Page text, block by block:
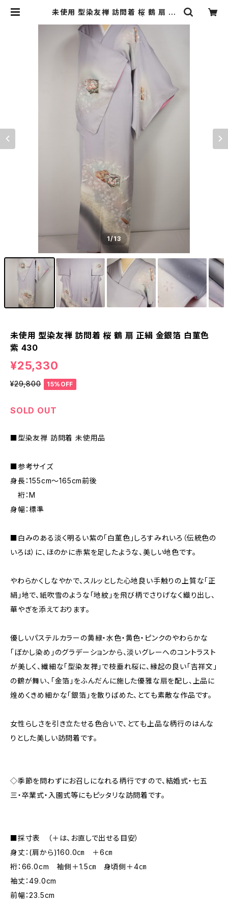
未使用 型染友禅 訪問着 桜 鶴 扇 正
Re:和 [online store] キモノリワ
着物 帯
1/13
未使用 型染友禅 訪問着 桜 鶴 扇 正絹 金銀箔 白菫色
紫 430
¥25,330
¥29,800 15%OFF
SOLD OUT
■型染友禅 訪問着 未使用品
■参考サイズ
身長：155cm～165cm前後
裄：M
身幅：標準
■白みのある淡く明るい紫の「白菫色」しろすみれいろ（伝統色の
いろは）に、ほのかに赤紫を足したような、美しい地色です。
やわらかくしなやかで、スルッとした心地良い手触りの上質な「正
絹」地で、紙吹雪のような「地紋」を飛び柄でさりげなく織り出し、
華やぎを添えております。
優しいパステルカラーの黄緑・水色・黄色・ピンクのやわらかな
「ぼかし染め」のグラデーションから、淡いグレーへのコントラスト
が美しく、繊細な「型染友禅」で枝垂れ桜に、縁起の良い「吉祥文」
の鶴が舞い、「金箔」をふんだんに施した優雅な扇を配し、上品に
煌めくきめ細かな「銀箔」を散りばめた、とても素敵な作品です。
女性らしさを引き立たせる色合いで、とても上品な柄行のはんな
りとした美しい訪問着です。
◇季節を問わずにお召しになれる柄行ですので、結婚式・七五
三・卒業式・入園式等にもピッタリな訪問着です。
■採寸表 （＋は、お直しで出せる目安）
身丈：(肩から)160.0㎝ ＋6㎝
裄：66.0cm 袖側＋1.5㎝ 身頃側＋4㎝
袖丈：49.0cm
前幅：23.5cm